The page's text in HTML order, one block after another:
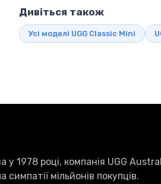
Дивіться також
Усі моделі UGG Classic Mini
у 1978 році, компанія UGG
симпатії мільйонів покупців.